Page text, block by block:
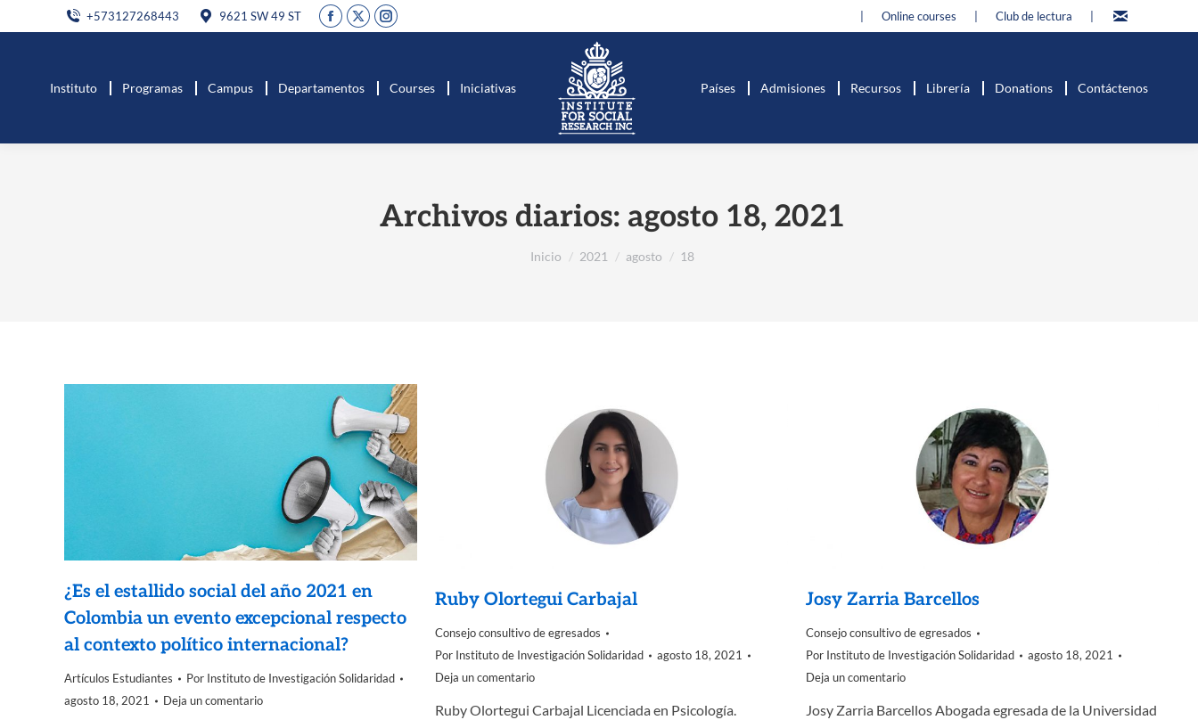
+573127268443 9621 SW 49 ST | Online courses | Club de lectura |
Instituto Programas Campus Departamentos Courses Iniciativas Países Admisiones Recursos Librería Donations Contáctenos
Archivos diarios: agosto 18, 2021
Estás aquí:
Inicio 2021 agosto 18
¿Es el estallido social del año 2021 en
Colombia un evento excepcional respecto
al contexto político internacional?
Artículos Estudiantes Por Instituto de Investigación Solidaridad
agosto 18, 2021
Deja un comentario
Ruby Olortegui Carbajal
Consejo consultivo de egresados
Por Instituto de Investigación Solidaridad
agosto 18, 2021
Deja un comentario
Ruby Olortegui Carbajal Licenciada en Psicología.
Josy Zarria Barcellos
Consejo consultivo de egresados
Por Instituto de Investigación Solidaridad
agosto 18, 2021
Deja un comentario
Josy Zarria Barcellos Abogada egresada de la Universidad